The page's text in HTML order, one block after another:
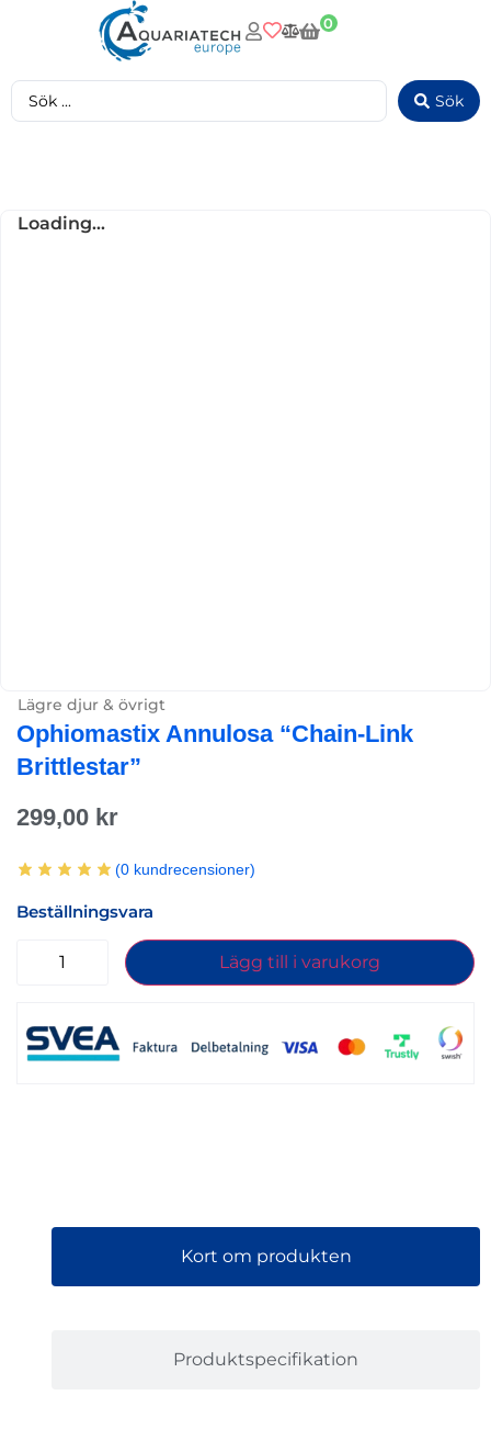
0
Sök
Loading...
Lägre djur & övrigt
Ophiomastix Annulosa “Chain-Link
Brittlestar”
299,00 kr
(0 kundrecensioner)
Beställningsvara
Lägg till i varukorg
Kort om produkten
Produktspecifikation